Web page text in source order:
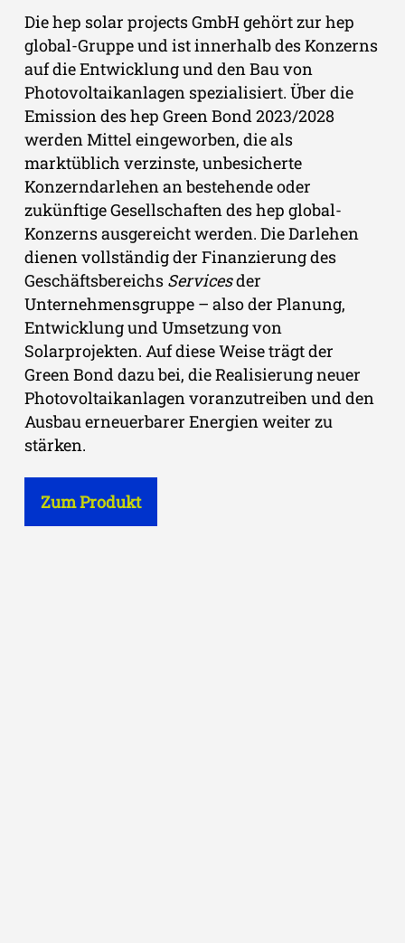
Die hep solar projects GmbH gehört zur hep
global-Gruppe und ist innerhalb des Konzerns
auf die Entwicklung und den Bau von
Photovoltaikanlagen spezialisiert. Über die
Emission des hep Green Bond 2023/2028
werden Mittel eingeworben, die als
marktüblich verzinste, unbesicherte
Konzerndarlehen an bestehende oder
zukünftige Gesellschaften des hep global-
Konzerns ausgereicht werden. Die Darlehen
dienen vollständig der Finanzierung des
Geschäftsbereichs Servicesder
Unternehmensgruppe – also der Planung,
Entwicklung und Umsetzung von
Solarprojekten. Auf diese Weise trägt der
Green Bond dazu bei, die Realisierung neuer
Photovoltaikanlagen voranzutreiben und den
Ausbau erneuerbarer Energien weiter zu
stärken.
Zum Produkt